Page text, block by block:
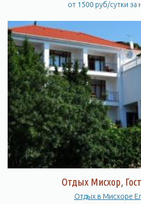
от 1500 руб/сутки за
Отдых Мисхор,
Отдых